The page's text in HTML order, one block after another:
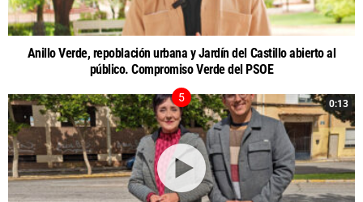
Anillo Verde, repoblación urbana y Jardín del Castillo abierto al
público. Compromiso Verde del PSOE
0:13